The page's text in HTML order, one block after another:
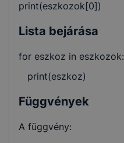
print(eszkozok[0])
Lista bejárása
for eszkoz in eszkozok:
print(eszkoz)
Függvények
A függvény: